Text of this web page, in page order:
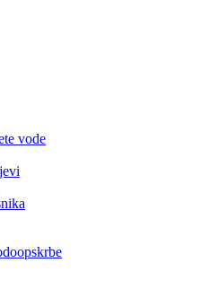
vode